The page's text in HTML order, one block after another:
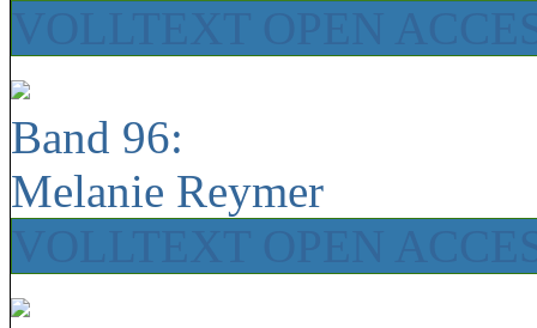
Band 96:
Melanie Reymer